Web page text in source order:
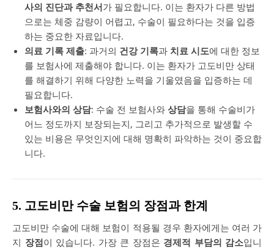
사의 진단과 추천서가 필요합니다. 이는 환자가 다른 방법
으로는 체중 감량이 어렵고, 수술이 필요하다는 것을 입증
하는 중요한 자료입니다.
의료 기록 제출: 과거의 건강 기록과 치료 시도에 대한 정보
를 보험사에 제출해야 합니다. 이는 환자가 고도비만 상태
를 해결하기 위해 다양한 노력을 기울였음을 입증하는 데
필요합니다.
보험사와의 상담: 수술 전 보험사와 상담을 통해 수술비가
어느 정도까지 보장되는지, 그리고 추가적으로 발생할 수
있는 비용은 무엇인지에 대해 명확히 파악하는 것이 중요합
니다.
5. 고도비만 수술 보험의 장점과 한계
고도비만 수술에 대해 보험이 적용될 경우 환자에게는 여러 가
지 장점이 있습니다. 가장 큰 장점은 경제적 부담의 감소입니